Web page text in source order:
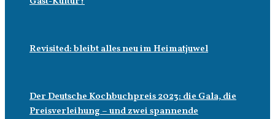
Revisited: bleibt alles neu im Heimatjuwel
Der Deutsche Kochbuchpreis 2023: die Gala, die
Preisverleihung – und zwei spannende